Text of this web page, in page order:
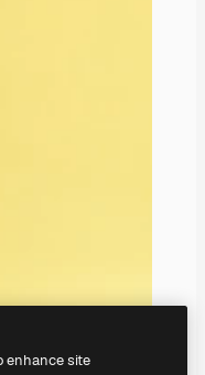
enhance site